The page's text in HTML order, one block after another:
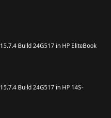
Build 24G517 in HP EliteBook
Build 24G517 in HP 14S-